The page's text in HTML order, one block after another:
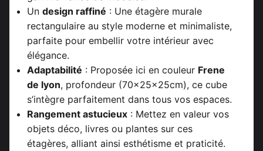
Un design raffiné : Une étagère murale
rectangulaire au style moderne et minimaliste,
parfaite pour embellir votre intérieur avec
élégance.
Adaptabilité : Proposée ici en couleur Frene
de lyon, profondeur (70x25x25cm), ce cube
s’intègre parfaitement dans tous vos espaces.
Rangement astucieux : Mettez en valeur vos
objets déco, livres ou plantes sur ces
étagères, alliant ainsi esthétisme et praticité.